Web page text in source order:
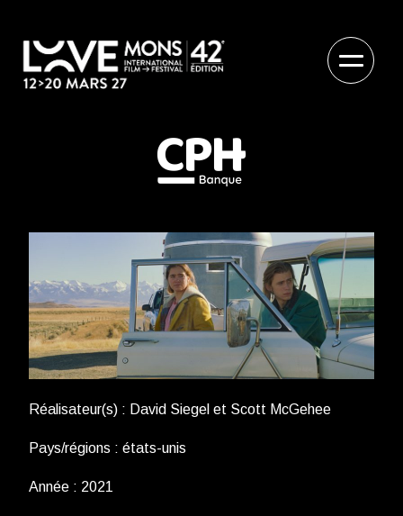
Réalisateur(s) : David Siegel et Scott McGehee
Pays/régions : états-unis
Année : 2021